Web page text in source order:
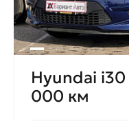
Hyundai i30
000 км